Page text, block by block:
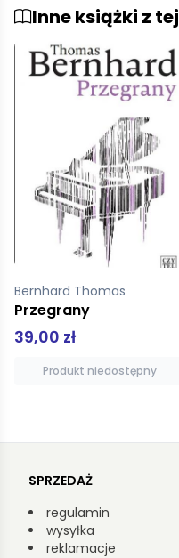
Inne książki z
Świat Sepulvedy
55,00 zł
Produkt niedostępny
SPRZEDAŻ
regulamin
wysyłka
reklamacje